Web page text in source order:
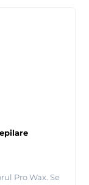
Pro Wax. Se